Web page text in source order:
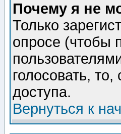
Почему я не
Только
опросе (чтобы
голосовать,
доступа.
Вернуться к